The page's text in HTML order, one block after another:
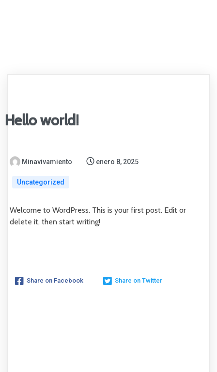
Hello world!
Minavivamiento enero 8, 2025
Uncategorized
Welcome to WordPress. This is your first post. Edit or
delete it, then start writing!
Share on Facebook Share on Twitter